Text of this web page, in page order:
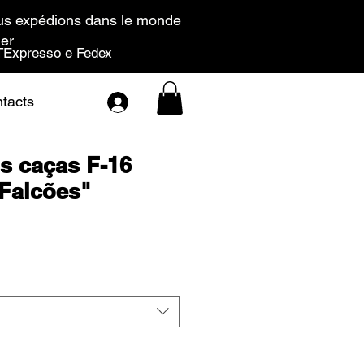
expédions dans le monde
e Fedex
caças F-16